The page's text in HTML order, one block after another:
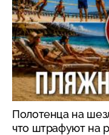
Полотенца на
что штрафуют на